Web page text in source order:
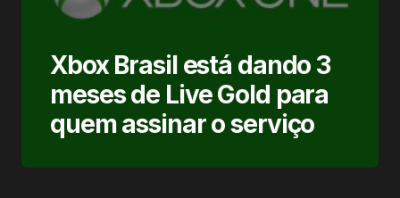
Xbox Brasil está dando 3
meses de Live Gold para
quem assinar o serviço